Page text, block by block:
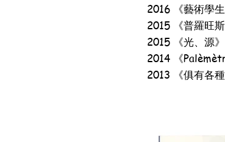
2016 《藝術學
2015 《普羅旺
2015 《光、源
2014 《
2013 《俱有各